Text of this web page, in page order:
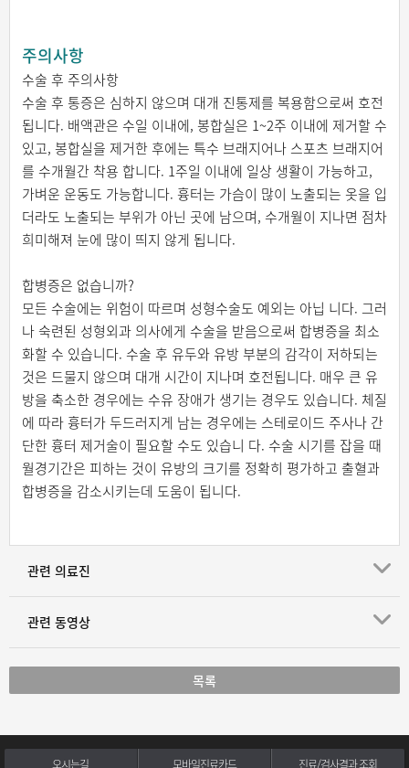
주의사항
수술 후 주의사항
수술 후 통증은 심하지 않으며 대개 진통제를 복용함으로써 호전
됩니다. 배액관은 수일 이내에, 봉합실은 1~2주 이내에 제거할 수
있고, 봉합실을 제거한 후에는 특수 브래지어나 스포츠 브래지어
를 수개월간 착용 합니다. 1주일 이내에 일상 생활이 가능하고,
가벼운 운동도 가능합니다. 흉터는 가슴이 많이 노출되는 옷을 입
더라도 노출되는 부위가 아닌 곳에 남으며, 수개월이 지나면 점차
희미해져 눈에 많이 띄지 않게 됩니다.
합병증은 없습니까?
모든 수술에는 위험이 따르며 성형수술도 예외는 아닙 니다. 그러
나 숙련된 성형외과 의사에게 수술을 받음으로써 합병증을 최소
화할 수 있습니다. 수술 후 유두와 유방 부분의 감각이 저하되는
것은 드물지 않으며 대개 시간이 지나며 호전됩니다. 매우 큰 유
방을 축소한 경우에는 수유 장애가 생기는 경우도 있습니다. 체질
에 따라 흉터가 두드러지게 남는 경우에는 스테로이드 주사나 간
단한 흉터 제거술이 필요할 수도 있습니 다. 수술 시기를 잡을 때
월경기간은 피하는 것이 유방의 크기를 정확히 평가하고 출혈과
합병증을 감소시키는데 도움이 됩니다.
관련 의료진
관련 동영상
목록
오시는길 모바일진료카드 진료/검사결과 조회